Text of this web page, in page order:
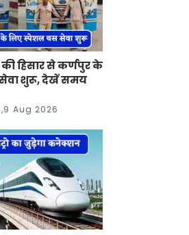
की हिसार से कर्णपुर के
शुरू, देखें समय
Aug 2026